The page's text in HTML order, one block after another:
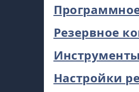
Резервное
Настройки